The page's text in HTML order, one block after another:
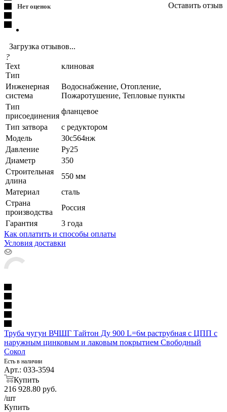
Нет оценок Оставить отзыв
Загрузка отзывов...
?
Text
Тип
клиновая
Инженерная
система
Водоснабжение, Отопление,
Пожаротушение, Тепловые пункты
Тип
присоединения
фланцевое
Тип затвора
с редуктором
Модель
30с564нж
Давление
Ру25
Диаметр
350
Строительная
длина
550 мм
Материал
сталь
Страна
производства
Россия
Гарантия
3 года
Как оплатить и способы оплаты
Условия доставки
Труба чугун ВЧШГ Тайтон Ду 900 L=6м раструбная с ЦПП с
наружным цинковым и лаковым покрытием Свободный
Сокол
Есть в наличии
Арт.: 033-3594
Купить
216 928.80 руб.
/шт
Купить